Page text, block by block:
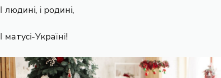
І людині, і родині,
І матусі-Україні!